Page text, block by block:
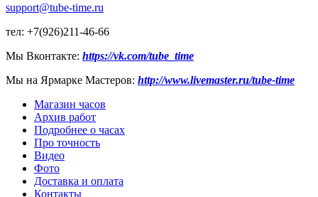
support@tube-time.ru
тел: +7(926)211-46-66
Мы Вконтакте: https://vk.com/tube_time
Мы на Ярмарке Мастеров: http://www.livemaster.ru/tube-time
Магазин часов
Архив работ
Подробнее о часах
Про точность
Видео
Фото
Доставка и оплата
Контакты